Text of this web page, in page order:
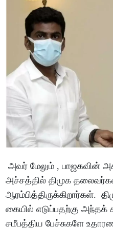
அவர் மேலும் , பாஜகவின்
அச்சத்தில் திமுக
ஆரம்பித்திருக்கிறார்கள்.
கையில் எடுப்பதற்கு
சமீபத்திய பேச்சுகளே